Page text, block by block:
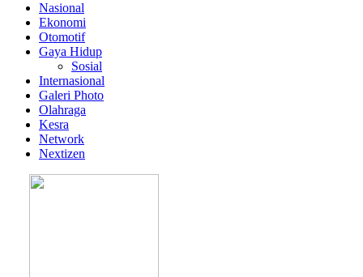
Nasional
Ekonomi
Otomotif
Gaya Hidup
Sosial
Internasional
Galeri Photo
Olahraga
Kesra
Network
Nextizen